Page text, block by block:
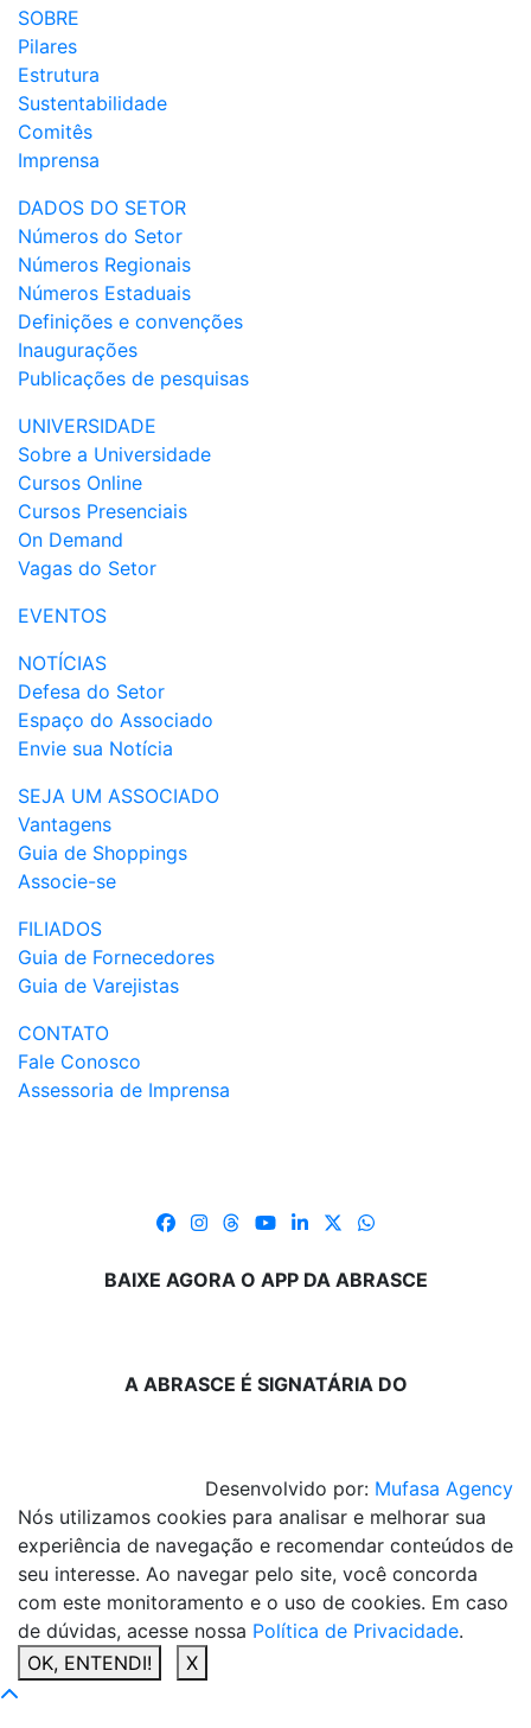
SOBRE
Pilares
Estrutura
Sustentabilidade
Comitês
Imprensa
DADOS DO SETOR
Números do Setor
Números Regionais
Números Estaduais
Definições e convenções
Inaugurações
Publicações de pesquisas
UNIVERSIDADE
Sobre a Universidade
Cursos Online
Cursos Presenciais
On Demand
Vagas do Setor
EVENTOS
NOTÍCIAS
Defesa do Setor
Espaço do Associado
Envie sua Notícia
SEJA UM ASSOCIADO
Vantagens
Guia de Shoppings
Associe-se
FILIADOS
Guia de Fornecedores
Guia de Varejistas
CONTATO
Fale Conosco
Assessoria de Imprensa
BAIXE AGORA O APP DA ABRASCE
A ABRASCE É SIGNATÁRIA DO
Desenvolvido por: Mufasa Agency
Nós utilizamos cookies para analisar e melhorar sua
experiência de navegação e recomendar conteúdos de
seu interesse. Ao navegar pelo site, você concorda
com este monitoramento e o uso de cookies. Em caso
de dúvidas, acesse nossa Política de Privacidade.
OK, ENTENDI!
X